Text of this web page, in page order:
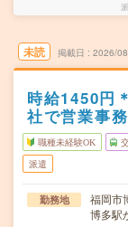
未読 掲載日 2026/
時給1450円
社で営業事
職種未経験OK
派遣
勤務地
福岡市
博多駅